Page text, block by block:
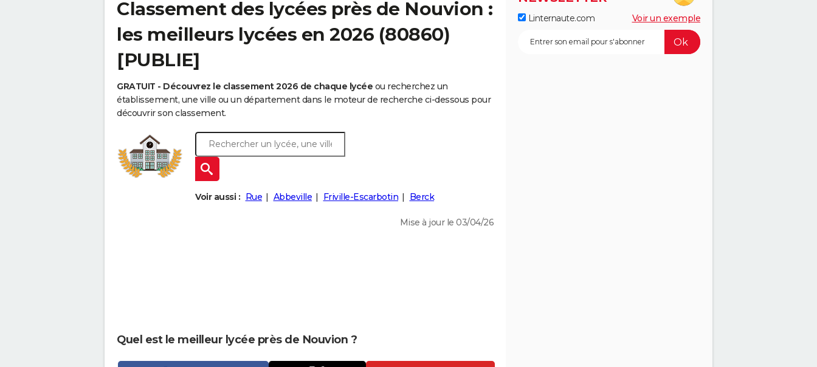
Classement des lycées près de Nouvion :
les meilleurs lycées en 2026 (80860)
[PUBLIE]
GRATUIT - Découvrez le classement 2026 de chaque lycée ou recherchez un
établissement, une ville ou un département dans le moteur de recherche ci-dessous pour
découvrir son classement.
Voir aussi : Rue Abbeville Friville-Escarbotin Berck
Mise à jour le 03/04/26
Quel est le meilleur lycée près de Nouvion ?
Linternaute.com Voir un exemple